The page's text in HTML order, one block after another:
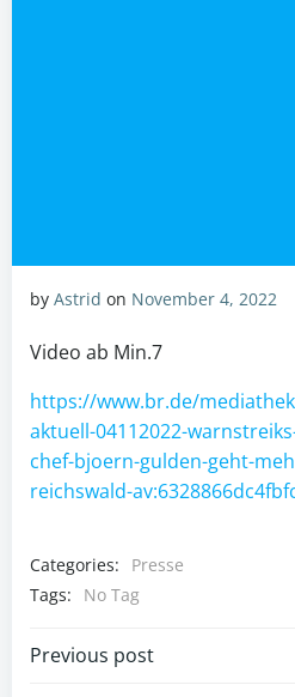
by Astrid on November 4, 2022
Video ab Min.7
https://www.br.de/
aktuell-04112022-
chef-bjoern-gulden-geht-
reichswald-
Categories:
Presse
Tags:
No Tag
Post
Previous post